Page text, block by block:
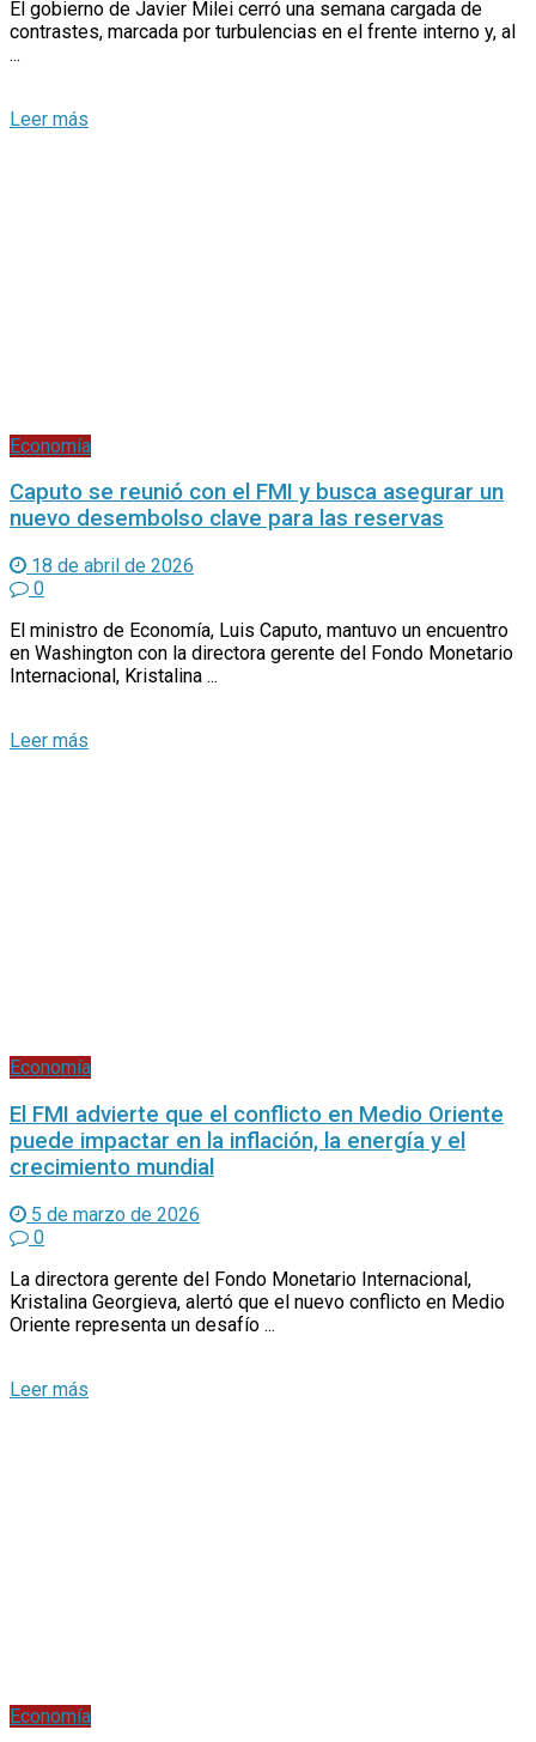
El gobierno de Javier Milei cerró una semana cargada de
contrastes, marcada por turbulencias en el frente interno y, al
...
Economía
Caputo se reunió con el FMI y busca asegurar un
nuevo desembolso clave para las reservas
18 de abril de 2026
0
El ministro de Economía, Luis Caputo, mantuvo un encuentro
en Washington con la directora gerente del Fondo Monetario
Internacional, Kristalina ...
Economía
El FMI advierte que el conflicto en Medio Oriente
puede impactar en la inflación, la energía y el
crecimiento mundial
5 de marzo de 2026
0
La directora gerente del Fondo Monetario Internacional,
Kristalina Georgieva, alertó que el nuevo conflicto en Medio
Oriente representa un desafío ...
Economía